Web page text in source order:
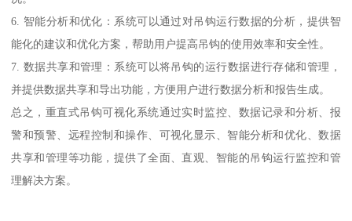
6. 智能分析和优化：系统可以通过对吊钩运行数据的分析，提供智
能化的建议和优化方案，帮助用户提高吊钩的使用效率和安全性。
7. 数据共享和管理：系统可以将吊钩的运行数据进行存储和管理，
并提供数据共享和导出功能，方便用户进行数据分析和报告生成。
总之，重直式吊钩可视化系统通过实时监控、数据记录和分析、报
警和预警、远程控制和操作、可视化显示、智能分析和优化、数据
共享和管理等功能，提供了全面、直观、智能的吊钩运行监控和管
理解决方案。